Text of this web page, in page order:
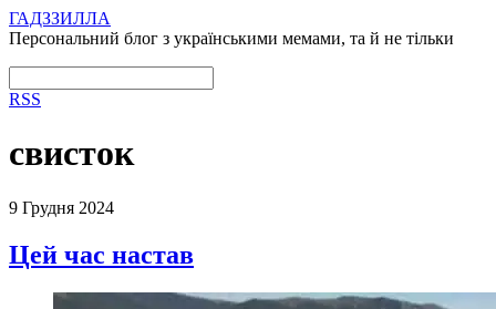
ГАДЗЗИЛЛА
Персональний блог з українськими мемами, та й не тільки
RSS
свисток
9 Грудня 2024
Цей час настав